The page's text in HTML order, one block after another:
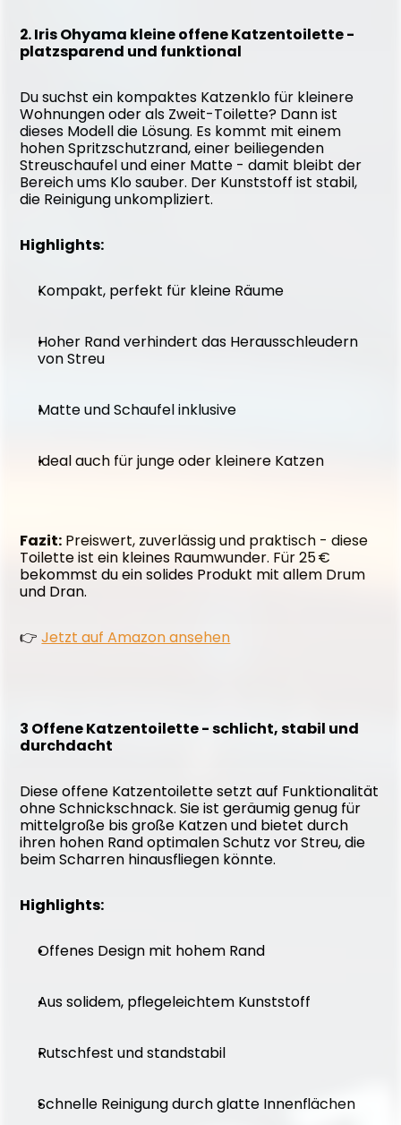
2. Iris Ohyama kleine offene Katzentoilette -
platzsparend und funktional
Du suchst ein kompaktes Katzenklo für kleinere
Wohnungen oder als Zweit-Toilette? Dann ist
dieses Modell die Lösung. Es kommt mit einem
hohen Spritzschutzrand, einer beiliegenden
Streuschaufel und einer Matte - damit bleibt der
Bereich ums Klo sauber. Der Kunststoff ist stabil,
die Reinigung unkompliziert.
Highlights:
Kompakt, perfekt für kleine Räume
Hoher Rand verhindert das Herausschleudern
von Streu
Matte und Schaufel inklusive
Ideal auch für junge oder kleinere Katzen
Fazit: Preiswert, zuverlässig und praktisch - diese
Toilette ist ein kleines Raumwunder. Für 25 €
bekommst du ein solides Produkt mit allem Drum
und Dran.
👉 Jetzt auf Amazon ansehen
3 Offene Katzentoilette - schlicht, stabil und
durchdacht
Diese offene Katzentoilette setzt auf Funktionalität
ohne Schnickschnack. Sie ist geräumig genug für
mittelgroße bis große Katzen und bietet durch
ihren hohen Rand optimalen Schutz vor Streu, die
beim Scharren hinausfliegen könnte.
Highlights:
Offenes Design mit hohem Rand
Aus solidem, pflegeleichtem Kunststoff
Rutschfest und standstabil
Schnelle Reinigung durch glatte Innenflächen